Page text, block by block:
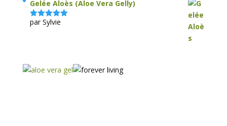
Gelée Aloès (Aloe Vera Gelly)
Note5 sur
par Sylvie